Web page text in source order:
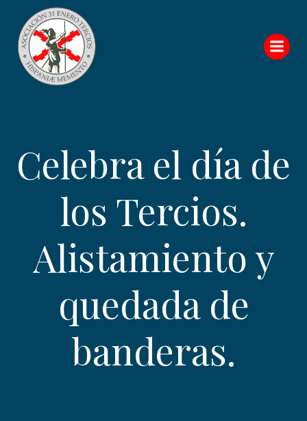
Celebra el día de
los Tercios.
Alistamiento y
quedada de
banderas.